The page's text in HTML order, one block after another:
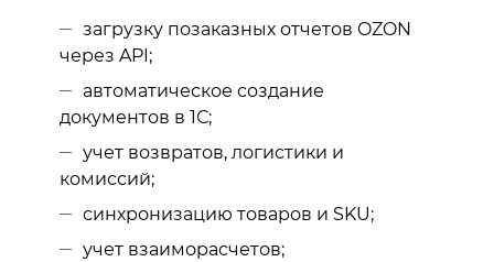
загрузку позаказных отчетов OZON
через API;
автоматическое создание
документов в 1С;
учет возвратов, логистики и
комиссий;
синхронизацию товаров и SKU;
учет взаиморасчетов;